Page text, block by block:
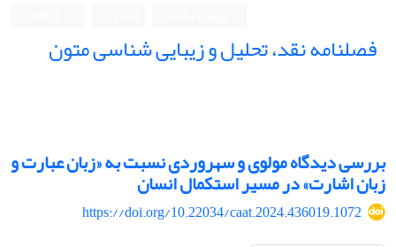
فصلنامه نقد، تحلیل و زیبایی شناسی متون
بررسی دیدگاه مولوی و سهروردی نسبت به «زبان عبارت و
زبان اشارت» در مسیر استکمال انسان
https://doi.org/10.22034/caat.2024.436019.1072